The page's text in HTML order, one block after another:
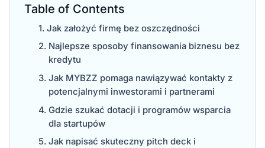
Table of Contents
Jak założyć firmę bez oszczędności
Najlepsze sposoby finansowania biznesu bez
kredytu
Jak MYBZZ pomaga nawiązywać kontakty z
potencjalnymi inwestorami i partnerami
Gdzie szukać dotacji i programów wsparcia
dla startupów
Jak napisać skuteczny pitch deck i